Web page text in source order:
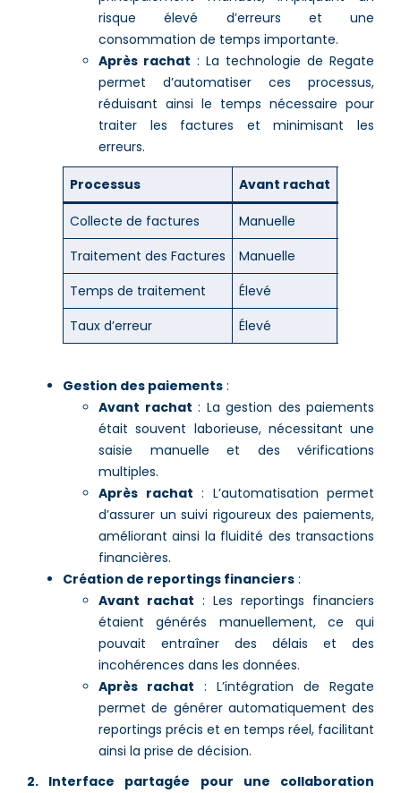
risque élevé d’erreurs et une
consommation de temps importante.
Après rachat : La technologie de Regate
permet d’automatiser ces processus,
réduisant ainsi le temps nécessaire pour
traiter les factures et minimisant les
erreurs.
Processus Avant rachat
Collecte de factures Manuelle
Traitement des Factures
Manuelle
Temps de traitement
Élevé
Taux d’erreur
Élevé
Gestion des paiements :
Avant rachat : La gestion des paiements
était souvent laborieuse, nécessitant une
saisie manuelle et des vérifications
multiples.
Après rachat : L’automatisation permet
d’assurer un suivi rigoureux des paiements,
améliorant ainsi la fluidité des transactions
financières.
Création de reportings financiers :
Avant rachat : Les reportings financiers
étaient générés manuellement, ce qui
pouvait entraîner des délais et des
incohérences dans les données.
Après rachat : L’intégration de Regate
permet de générer automatiquement des
reportings précis et en temps réel, facilitant
ainsi la prise de décision.
2. Interface partagée pour une collaboration